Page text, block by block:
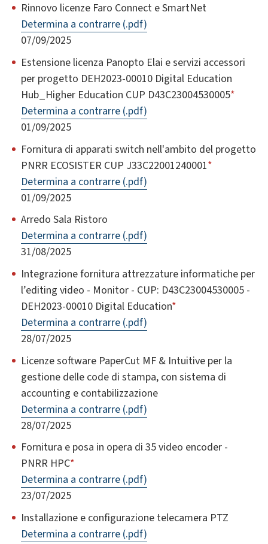
Rinnovo licenze Faro Connect e SmartNet
Determina a contrarre (.pdf)
07/09/2025
Estensione licenza Panopto Elai e servizi accessori
per progetto DEH2023-00010 Digital Education
Hub_Higher Education CUP D43C23004530005*
Determina a contrarre (.pdf)
01/09/2025
Fornitura di apparati switch nell'ambito del progetto
PNRR ECOSISTER CUP J33C22001240001*
Determina a contrarre (.pdf)
01/09/2025
Arredo Sala Ristoro
Determina a contrarre (.pdf)
31/08/2025
Integrazione fornitura attrezzature informatiche per
l’editing video - Monitor - CUP: D43C23004530005 -
DEH2023-00010 Digital Education*
Determina a contrarre (.pdf)
28/07/2025
Licenze software PaperCut MF & Intuitive per la
gestione delle code di stampa, con sistema di
accounting e contabilizzazione
Determina a contrarre (.pdf)
28/07/2025
Fornitura e posa in opera di 35 video encoder -
PNRR HPC*
Determina a contrarre (.pdf)
23/07/2025
Installazione e configurazione telecamera PTZ
Determina a contrarre (.pdf)